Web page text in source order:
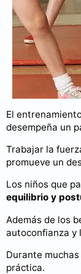
El
desempeña un
Trabajar la
promueve un
Los niños que
equilibrio y
Además de los
autoconfianza y
Durante
práctica.